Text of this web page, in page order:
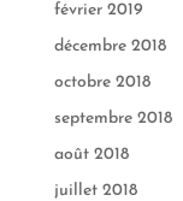
février 2019
décembre 2018
octobre 2018
septembre 2018
août 2018
juillet 2018